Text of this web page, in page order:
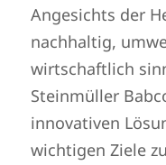
Angesichts der
nachhaltig,
wirtschaftlich
Steinmüller
innovativen
wichtigen Ziele